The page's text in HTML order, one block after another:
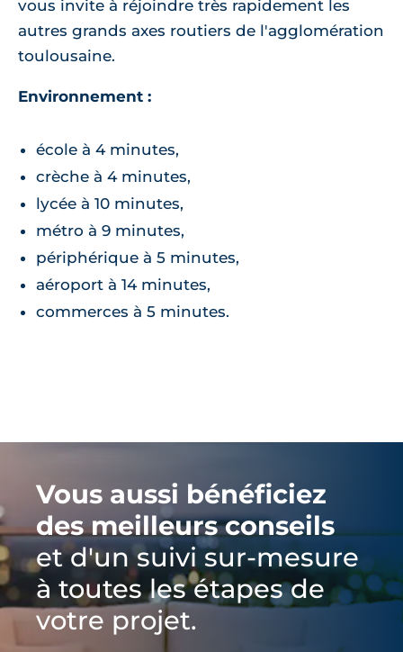
vous invite à réjoindre très rapidement les
autres grands axes routiers de l'agglomération
toulousaine.
Environnement :
école à 4 minutes,
crèche à 4 minutes,
lycée à 10 minutes,
métro à 9 minutes,
périphérique à 5 minutes,
aéroport à 14 minutes,
commerces à 5 minutes.
Vous aussi bénéficiez
des meilleurs conseils
et d'un suivi sur-mesure
à toutes les étapes de
votre projet.